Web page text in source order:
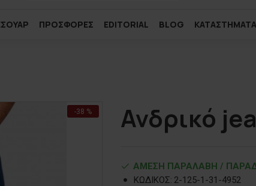
ΠΡΟΣΦΟΡΕΣ EDITORIAL BLOG ΚΑΤΑΣΤΗΜΑΤΑ
-38 % Ανδρικό
ΑΜΕΣΗ ΠΑΡΑΛΑΒΗ /
ΚΩΔΙΚΟΣ: 2-125-1-31-4952